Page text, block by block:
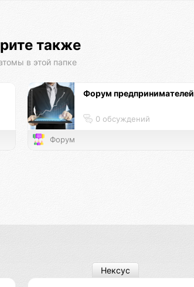
также
в этой папке
Форум предпринимателей
0 обсуждений
Форум
Нексус